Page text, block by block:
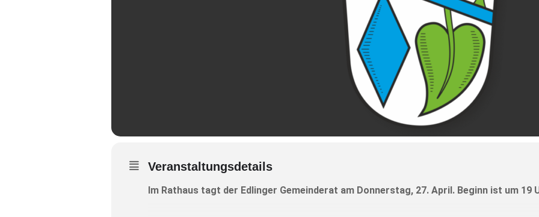
Veranstaltungsdetails
Im Rathaus tagt der Edlinger Gemeinderat am Donnerstag, 27. April. Beginn ist um 19